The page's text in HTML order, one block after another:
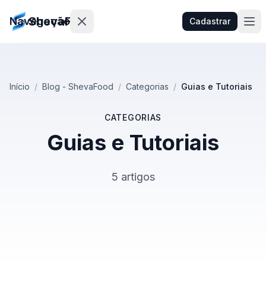
ShevaFood Cadastrar
Navegação
Início / Blog - ShevaFood / Categorias / Guias e Tutoriais
CATEGORIAS
Guias e Tutoriais
5 artigos